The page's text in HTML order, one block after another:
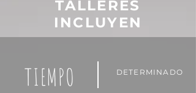
TALLERES
INCLUYEN
TIEMPO DETERMINADO